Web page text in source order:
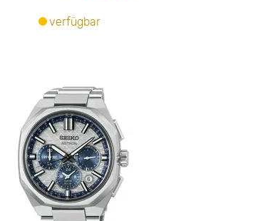
verfügbar